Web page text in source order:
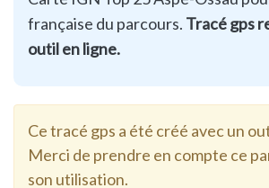
française du parcours. Tracé gps
outil en ligne.
Ce tracé gps a été créé avec un
Merci de prendre en compte ce
son utilisation.